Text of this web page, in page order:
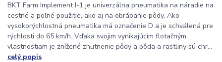
BKT Farm Implement I-1 je univerzálna pneumatika na náradie na
cestné a poľné použitie, ako aj na obrábanie pôdy. Ako
vysokorýchlostná pneumatika má označenie D a je schválená pre
rýchlosti do 65 km/h. Vďaka svojim vynikajúcim flotačným
vlastnostiam je znížené zhutnenie pôdy a pôda a rastliny sú chr...
celý popis